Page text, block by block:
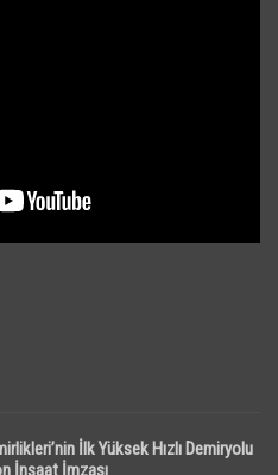
İlk Yüksek Hızlı Demiryolu